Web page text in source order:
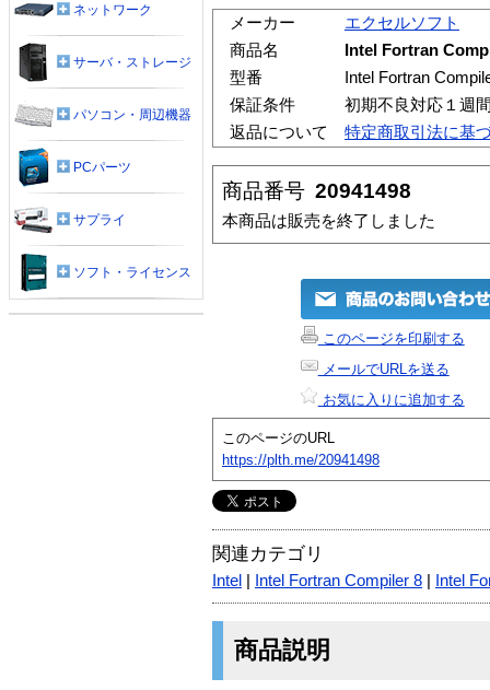
メーカー
エクセルソフト
商品名
Intel Fortran
型番
Intel Fortran
保証条件
初期不良対応１週
返品について
特定商取引法に基
商品番号 20941498
本商品は販売を終了しました
このページを印刷する
メールでURLを送る
お気に入りに追加する
このページのURL
https://plth.me/20941498
関連カテゴリ
Intel Intel Fortran Compiler 8 Intel
商品説明
ネットワーク
サーバ・ストレージ
パソコン・周辺機器
PCパーツ
サプライ
ソフト・ライセンス